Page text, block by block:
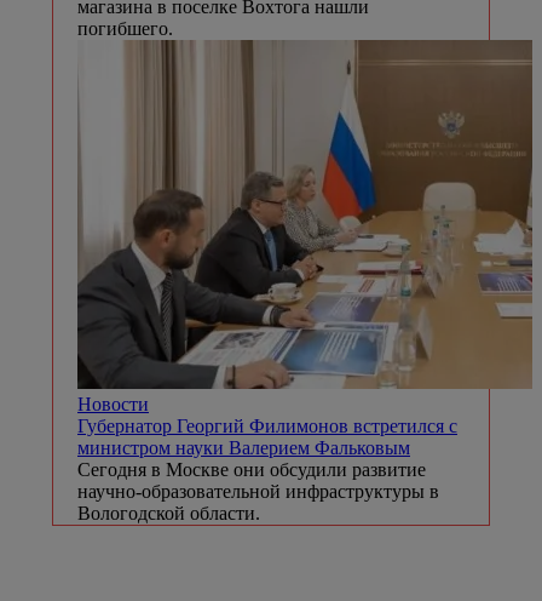
магазина в поселке Вохтога нашли
погибшего.
Новости
Губернатор Георгий Филимонов встретился с
министром науки Валерием Фальковым
Сегодня в Москве они обсудили развитие
научно-образовательной инфраструктуры в
Вологодской области.